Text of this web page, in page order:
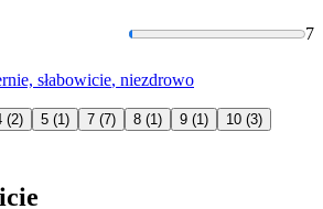
7
słabowicie, niezdrowo
(2) 5 (1) 7 (7) 8 (1) 9 (1) 10 (3)